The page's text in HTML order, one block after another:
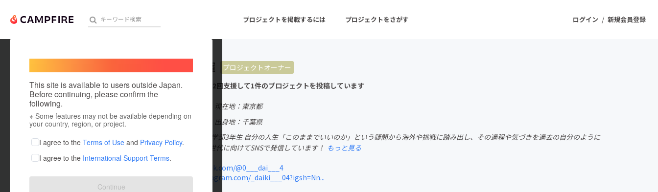
ログイン / 新規会員登録
プロジェクトを掲載するには プロジェクトをさがす
人気のプロジェクト 注目のリターン 注目の新着プロジェクト
アート・写真 音楽
テクノロジー・ガジェット
ゲーム・サービス開発 フード・飲食店
ファッション
映像・映画
ビジネス・起業
チャレンジ
This site is available to users outside Japan.
Before continuing, please confirm the
following.
※ Some features may not be available depending on
your country, region, or project.
I agree to the Terms of Use and Privacy Policy.
I agree to the International Support Terms.
Continue
松本大輝
プロジェクトオーナー
これまでに2回支援して1件のプロジェクトを投稿しています
現在地：東京都
出身国：日本
出身地：千葉県
玉川大学 観光学部3年生 自分の人生「このままでいいのか」という疑問から海外や挑戦に踏み出し、その過程や気づきを過去の自分のように
悩んでいる同世代に向けてSNSで発信しています！ もっと見る
www.tiktok.com/@0___dai___4
www.instagram.com/_daiki___04?igsh=Nn...